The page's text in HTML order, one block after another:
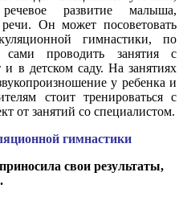
развитие малыша,
Он может посоветовать
гимнастики, по
сами проводить занятия с
в детском саду. На занятиях
у ребенка и
стоит тренироваться с
от занятий со специалистом.
гимнастики
свои результаты,